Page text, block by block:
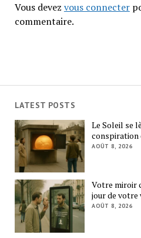
Vous devez vous connecter
commentaire.
LATEST POSTS
Le Soleil se
AOÛT 8, 2026
Votre miroir
jour de votre
AOÛT 8, 2026